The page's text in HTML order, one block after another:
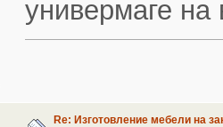
универмаге на
Re: Изготовление мебели на